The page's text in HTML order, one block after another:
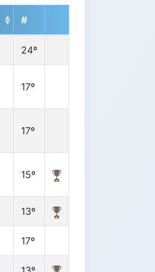
#
24º
17º
17º
15º
13º
17º